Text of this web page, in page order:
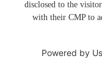
disclosed to the
with their CMP to
Powered by